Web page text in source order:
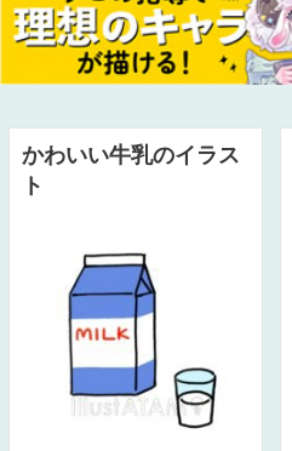
かわいい牛乳のイラス
ト